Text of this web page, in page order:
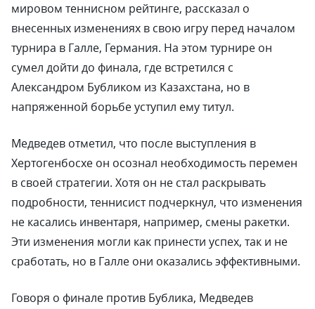
мировом теннисном рейтинге, рассказал о
внесенных изменениях в свою игру перед началом
турнира в Галле, Германия. На этом турнире он
сумел дойти до финала, где встретился с
Александром Бубликом из Казахстана, но в
напряженной борьбе уступил ему титул.
Медведев отметил, что после выступления в
Хертогенбосхе он осознал необходимость перемен
в своей стратегии. Хотя он не стал раскрывать
подробности, теннисист подчеркнул, что изменения
не касались инвентаря, например, смены ракетки.
Эти изменения могли как принести успех, так и не
сработать, но в Галле они оказались эффективными.
Говоря о финале против Бублика, Медведев